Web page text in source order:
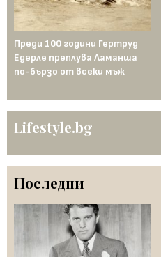
Преди 100 години Гертруд
Едерле преплува Ламанша
по-бързо от всеки мъж
Lifestyle.bg
Последни